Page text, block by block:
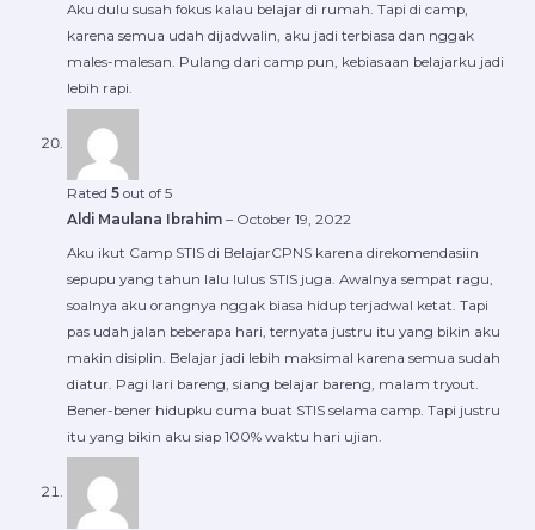
Aku dulu susah fokus kalau belajar di rumah. Tapi di camp,
karena semua udah dijadwalin, aku jadi terbiasa dan nggak
males-malesan. Pulang dari camp pun, kebiasaan belajarku jadi
lebih rapi.
Rated 5out of 5
Aldi Maulana Ibrahim – October 19, 2022
Aku ikut Camp STIS di BelajarCPNS karena direkomendasiin
sepupu yang tahun lalu lulus STIS juga. Awalnya sempat ragu,
soalnya aku orangnya nggak biasa hidup terjadwal ketat. Tapi
pas udah jalan beberapa hari, ternyata justru itu yang bikin aku
makin disiplin. Belajar jadi lebih maksimal karena semua sudah
diatur. Pagi lari bareng, siang belajar bareng, malam tryout.
Bener-bener hidupku cuma buat STIS selama camp. Tapi justru
itu yang bikin aku siap 100% waktu hari ujian.